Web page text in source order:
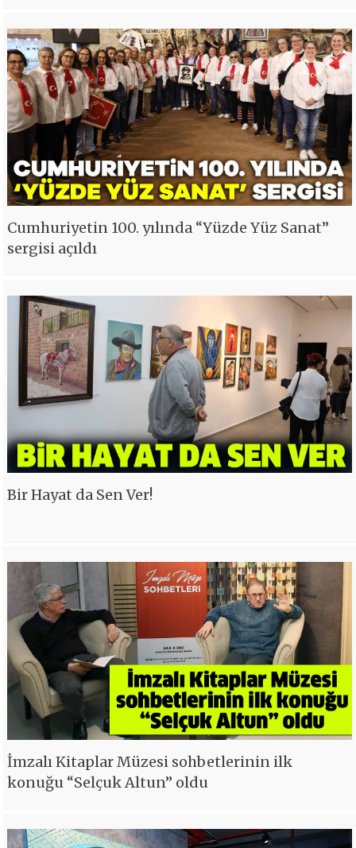
Cumhuriyetin 100. yılında “Yüzde Yüz Sanat”
sergisi açıldı
Bir Hayat da Sen Ver!
İmzalı Kitaplar Müzesi sohbetlerinin ilk
konuğu “Selçuk Altun” oldu